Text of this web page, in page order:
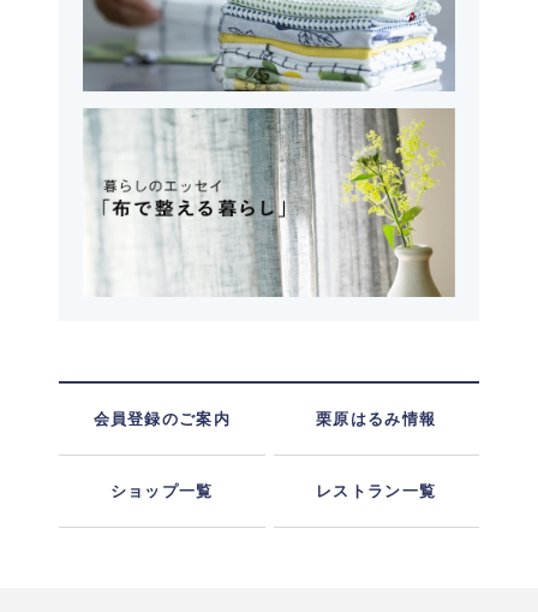
会員登録のご案内 栗原はるみ情報
ショップ一覧 レストラン一覧